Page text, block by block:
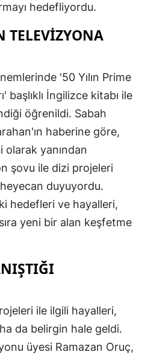
hedefliyordu.
TELEVIZYONA
'50 Yılın Prime
başlıklı İngilizce kitabı ile
öğrenildi. Sabah
haberine göre,
olarak yanından
şovu ile dizi projeleri
duyuyordu.
hedefleri ve hayalleri,
yeni bir alan keşfetme
ile ilgili hayalleri,
da belirgin hale geldi.
üyesi Ramazan Oruç,